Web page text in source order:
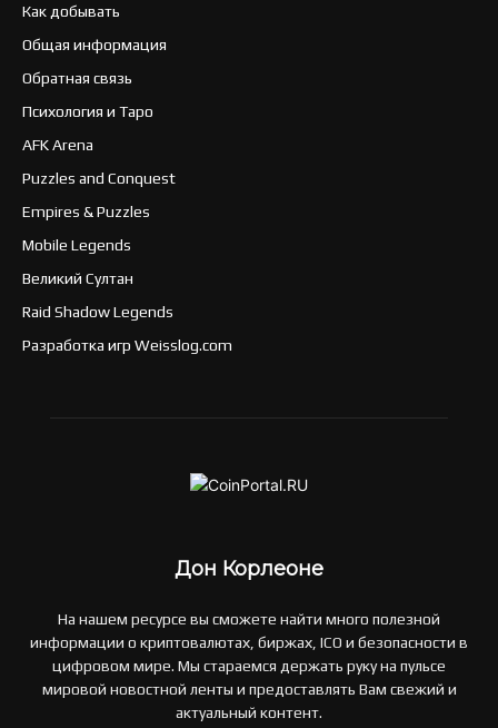
Как добывать
Общая информация
Обратная связь
Психология и Таро
AFK Arena
Puzzles and Conquest
Empires & Puzzles
Mobile Legends
Великий Султан
Raid Shadow Legends
Разработка игр Weisslog.com
Дон Корлеоне
На нашем ресурсе вы сможете найти много полезной
информации о криптовалютах, биржах, ICO и безопасности в
цифровом мире. Мы стараемся держать руку на пульсе
мировой новостной ленты и предоставлять Вам свежий и
актуальный контент.